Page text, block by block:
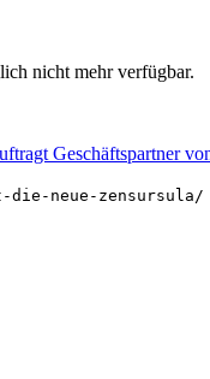
nicht mehr verfügbar.
Geschäftspartner
neue-zensursula/